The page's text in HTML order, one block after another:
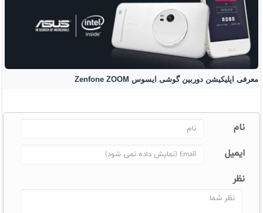
معرفی اپلیکیشن دوربین گوشی ایسوس Zenfone ZOOM
نام
ایمیل
نظر